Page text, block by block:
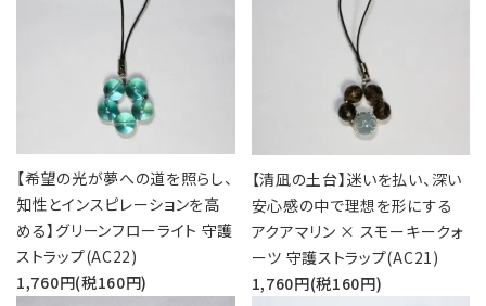
【希望の光が夢への道を照らし、
知性とインスピレーションを高
める】グリーンフローライト 守護
ストラップ(AC22)
1,760円(税160円)
【清凪の土台】迷いを払い、深い
安心感の中で理想を形にする
アクアマリン × スモーキークォ
ーツ 守護ストラップ(AC21)
1,760円(税160円)